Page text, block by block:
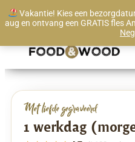
Vakantie! Kies een
aug en ontvang een GRATIS fles
Te
Met liefde gegraveerd
1 werkdag